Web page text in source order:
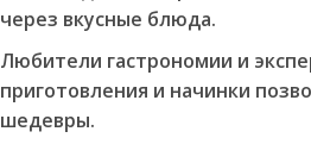
через вкусные блюда.
Любители гастрономии и
приготовления и начинки
шедевры.